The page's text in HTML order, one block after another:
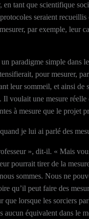
en tant que scientifique
seraient
par exemple, leur
paradigme simple dans
pour mesurer,
leur sommeil, et ainsi
Il voulait une mesure
à mesure que le projet
je lui ai parlé des
», dit-il. « Mais
pourrait tirer de la
sommes. Nous ne
qu’il peut faire des
que lorsque les sorciers
aucun équivalent dans le